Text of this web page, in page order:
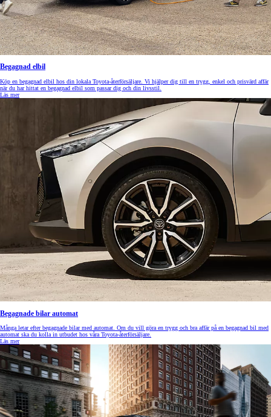
Begagnad elbil
Köp en begagnad elbil hos din lokala Toyota-återförsäljare. Vi hjälper dig till en trygg, enkel och prisvärd affär
när du har hittat en begagnad elbil som passar dig och din livsstil.
Läs mer
Begagnade bilar automat
Många letar efter begagnade bilar med automat. Om du vill göra en trygg och bra affär på en begagnad bil med
automat ska du kolla in utbudet hos våra Toyota-återförsäljare.
Läs mer